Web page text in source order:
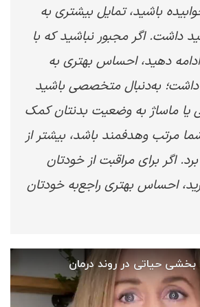
باشید، تمایل بیشتری به
داشت. اگر مجبور نباشید که با
ادامه دهید، احساس بهتری به
به‌دنبال متخصصی باشید
ماساژ به وضعیت بدنتان کمک
مرتب وهدفمند باشد، بیشتر از
اگر برای مراقبت از خودتان
احساس بهتری راجع‌به خودتان